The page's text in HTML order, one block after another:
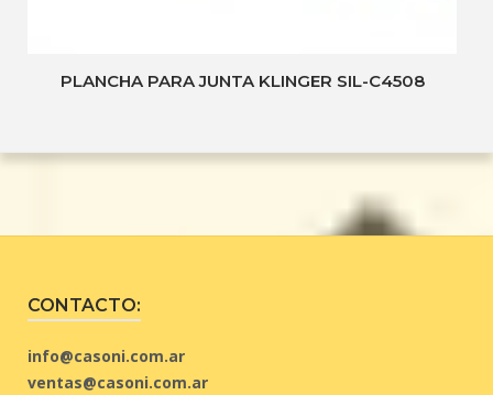
PLANCHA PARA JUNTA KLINGER SIL-C4508
CONTACTO:
info@casoni.com.ar
ventas@casoni.com.ar